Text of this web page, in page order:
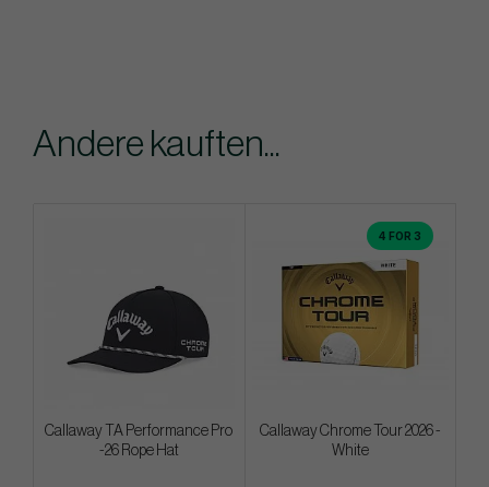
Andere kauften...
Callaway TA Performance Pro
-26 Rope Hat
4 FOR 3
Callaway Chrome Tour 2026 -
White